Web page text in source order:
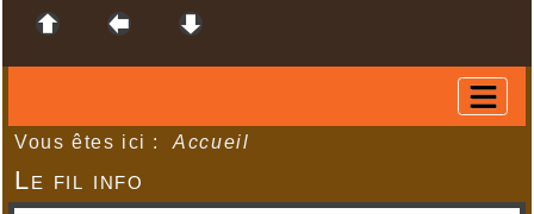
Vous êtes ici :Accueil
Le fil info